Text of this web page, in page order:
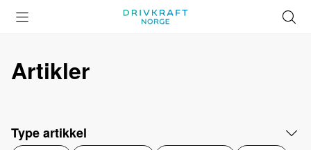
Artikler
Type artikkel